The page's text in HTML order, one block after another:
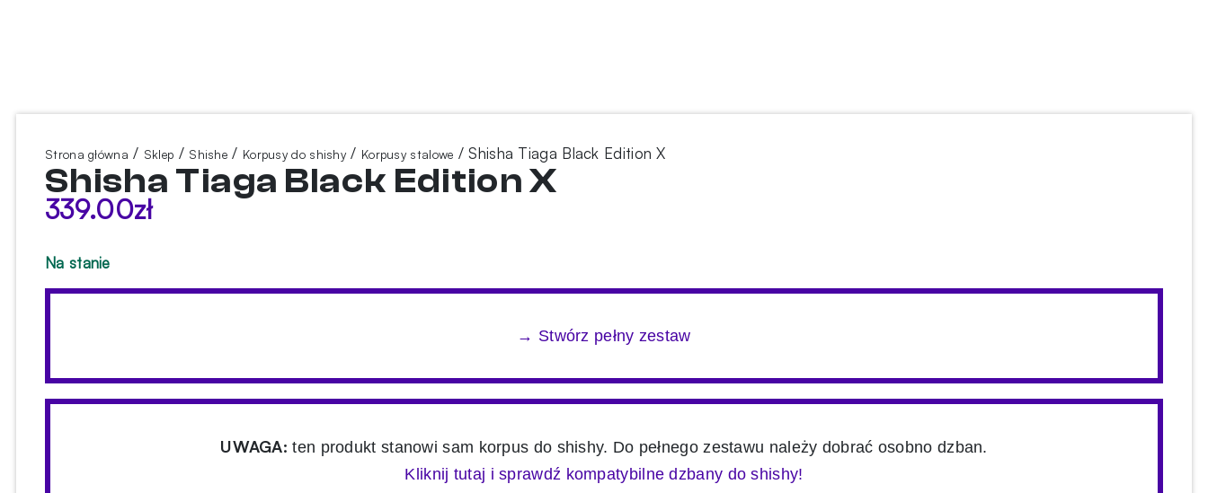
Strona główna / Sklep / Shishe / Korpusy do shishy/ Korpusy stalowe / Shisha Tiaga Black Edition X
Shisha Tiaga Black Edition X
339.00zł
Na stanie
→ Stwórz pełny zestaw
UWAGA: ten produkt stanowi sam korpus do shishy. Do pełnego zestawu należy dobrać osobno dzban.
Kliknij tutaj i sprawdź kompatybilne dzbany do shishy!